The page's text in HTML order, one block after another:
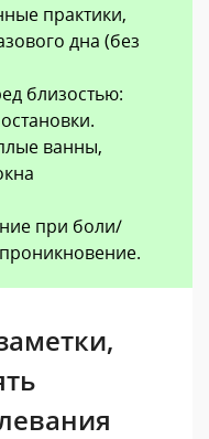
практики,
дна (без
близостью:
ванны,
при боли/